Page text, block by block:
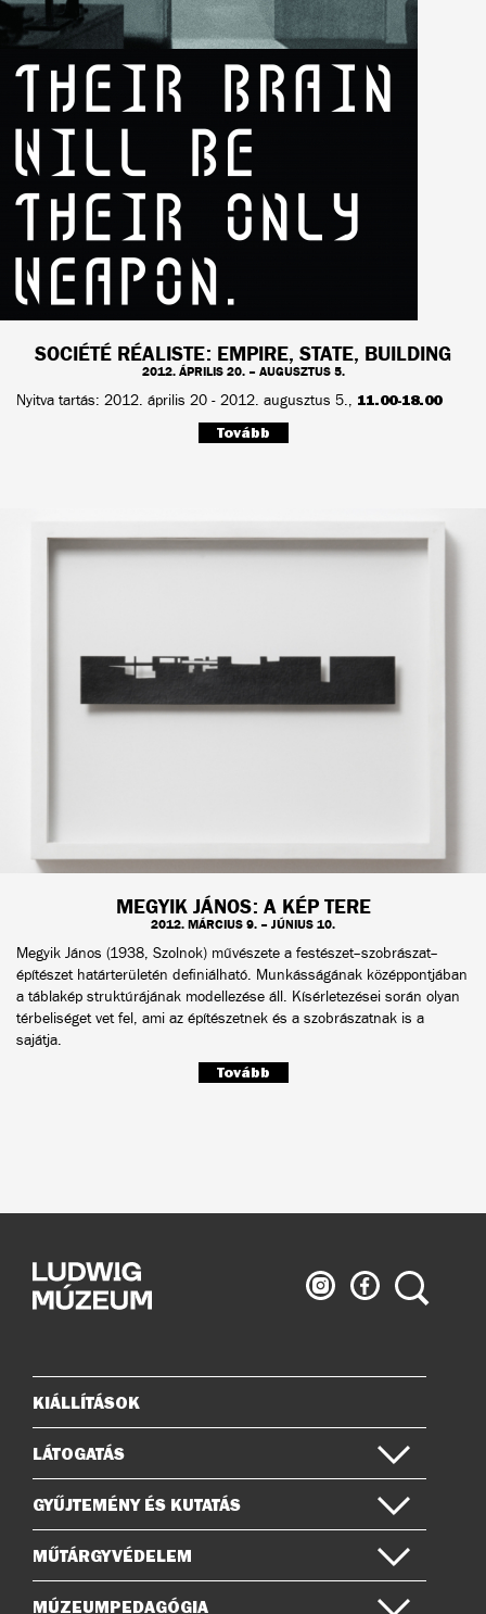
SOCIÉTÉ RÉALISTE: EMPIRE, STATE, BUILDING
2012. ÁPRILIS 20. – AUGUSZTUS 5.
Nyitva tartás: 2012. április 20 - 2012. augusztus 5., 11.00-18.00
Tovább
MEGYIK JÁNOS: A KÉP TERE
2012. MÁRCIUS 9. – JÚNIUS 10.
Megyik János (1938, Szolnok) művészete a festészet–szobrászat–
építészet határterületén definiálható. Munkásságának középpontjában
a táblakép struktúrájának modellezése áll. Kísérletezései során olyan
térbeliséget vet fel, ami az építészetnek és a szobrászatnak is a
sajátja.
Tovább
Ludwig
Múzeum
Ludwig
Múzeum
Keresés
Oldaltérkép
KIÁLLÍTÁSOK
LÁTOGATÁS
GYŰJTEMÉNY ÉS KUTATÁS
MŰTÁRGYVÉDELEM
MÚZEUMPEDAGÓGIA